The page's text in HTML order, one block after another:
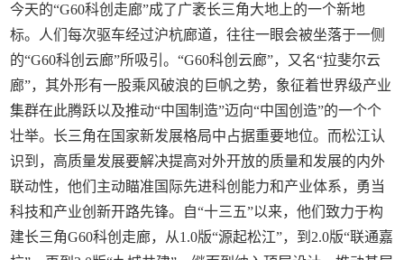
今天的“G60科创走廊”成了广袤长三角大地上的一个新地
标。人们每次驱车经过沪杭廊道，往往一眼会被坐落于一侧
的“G60科创云廊”所吸引。“G60科创云廊”，又名“拉斐尔云
廊”，其外形有一股乘风破浪的巨帆之势，象征着世界级产业
集群在此腾跃以及推动“中国制造”迈向“中国创造”的一个个
壮举。长三角在国家新发展格局中占据重要地位。而松江认
识到，高质量发展要解决提高对外开放的质量和发展的内外
联动性，他们主动瞄准国际先进科创能力和产业体系，勇当
科技和产业创新开路先锋。自“十三五”以来，他们致力于构
建长三角G60科创走廊，从1.0版“源起松江”，到2.0版“联通嘉